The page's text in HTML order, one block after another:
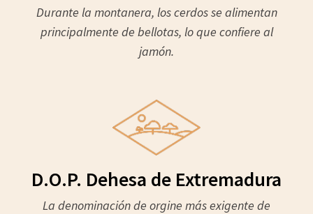
Durante la montanera, los cerdos se alimentan
principalmente de bellotas, lo que confiere al
jamón.
D.O.P. Dehesa de Extremadura
La denominación de orgine más exigente de